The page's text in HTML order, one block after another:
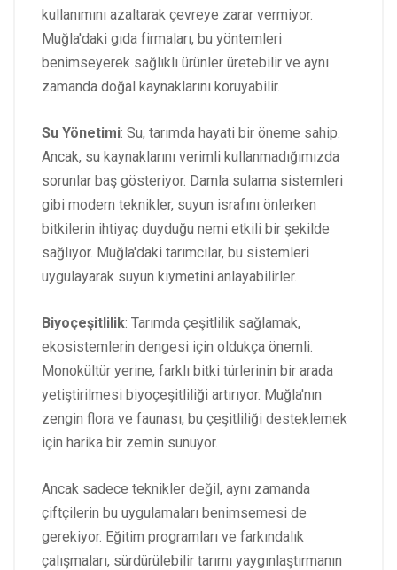
kullanımını azaltarak çevreye zarar vermiyor.
Muğla'daki gıda firmaları, bu yöntemleri
benimseyerek sağlıklı ürünler üretebilir ve aynı
zamanda doğal kaynaklarını koruyabilir.
Su Yönetimi: Su, tarımda hayati bir öneme sahip.
Ancak, su kaynaklarını verimli kullanmadığımızda
sorunlar baş gösteriyor. Damla sulama sistemleri
gibi modern teknikler, suyun israfını önlerken
bitkilerin ihtiyaç duyduğu nemi etkili bir şekilde
sağlıyor. Muğla'daki tarımcılar, bu sistemleri
uygulayarak suyun kıymetini anlayabilirler.
Biyoçeşitlilik: Tarımda çeşitlilik sağlamak,
ekosistemlerin dengesi için oldukça önemli.
Monokültür yerine, farklı bitki türlerinin bir arada
yetiştirilmesi biyoçeşitliliği artırıyor. Muğla'nın
zengin flora ve faunası, bu çeşitliliği desteklemek
için harika bir zemin sunuyor.
Ancak sadece teknikler değil, aynı zamanda
çiftçilerin bu uygulamaları benimsemesi de
gerekiyor. Eğitim programları ve farkındalık
çalışmaları, sürdürülebilir tarımı yaygınlaştırmanın